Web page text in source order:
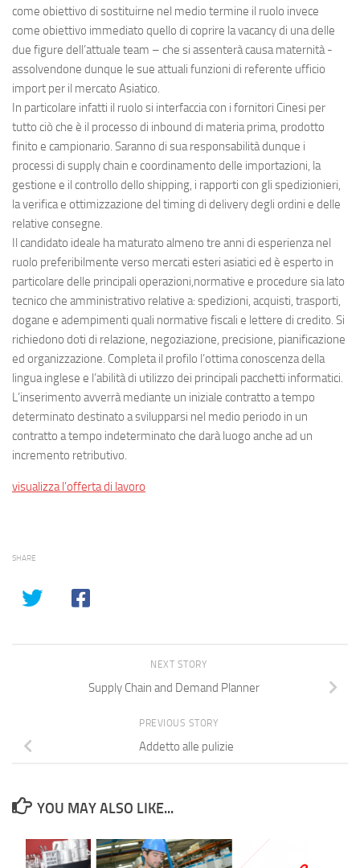
come obiettivo di sostituirne nel medio termine il ruolo invece
come obiettivo immediato quello di coprire la vacancy di una delle
due figure dell’attuale team – che si assenterà causa maternità -
assolvendone dunque le sue attuali funzioni di referente ufficio
import per il mercato Asiatico.
In particolare infatti il ruolo si interfaccia con i fornitori Cinesi per
tutto ciò che è il processo di inbound di materia prima, prodotto
finito e campionario. Saranno di sua responsabilità dunque i
processi di supply chain e coordinamento delle importazioni, la
gestione e il controllo dello shipping, i rapporti con gli spedizionieri,
la verifica e ottimizzazione del timing di delivery degli ordini e delle
relative consegne.
Il candidato ideale ha maturato almeno tre anni di esperienza nel
ruolo preferibilmente verso mercati esteri asiatici ed è esperto in
particolare delle principali operazioni,normative e procedure sia lato
tecnico che amministrativo relative a: spedizioni, acquisti, trasporti,
dogane e adempimenti quali normative fiscali e lettere di credito. Si
richiedono doti di relazione, negoziazione, precisione, pianificazione
ed organizzazione. Completa il profilo l’ottima conoscenza della
lingua inglese e l’abilità di utilizzo dei principali pacchetti informatici.
L’inserimento avverrà mediante un iniziale contratto a tempo
determinato destinato a svilupparsi nel medio periodo in un
contratto a tempo indeterminato che darà luogo anche ad un
incremento retributivo.
visualizza l’offerta di lavoro
SHARE
NEXT STORY
Supply Chain and Demand Planner
PREVIOUS STORY
Addetto alle pulizie
YOU MAY ALSO LIKE...